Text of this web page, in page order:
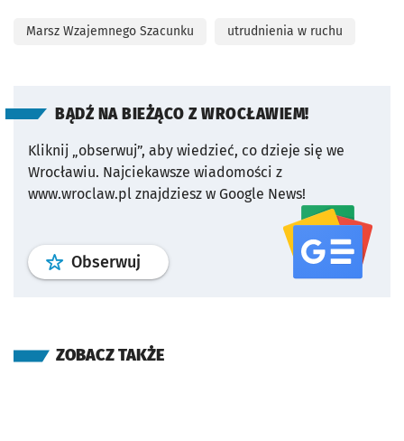
Marsz Wzajemnego Szacunku utrudnienia w ruchu
BĄDŹ NA BIEŻĄCO Z WROCŁAWIEM!
Kliknij „obserwuj”, aby wiedzieć, co dzieje się we
Wrocławiu. Najciekawsze wiadomości z
www.wroclaw.pl znajdziesz w Google News!
Obserwuj profil serwisu
ZOBACZ TAKŻE